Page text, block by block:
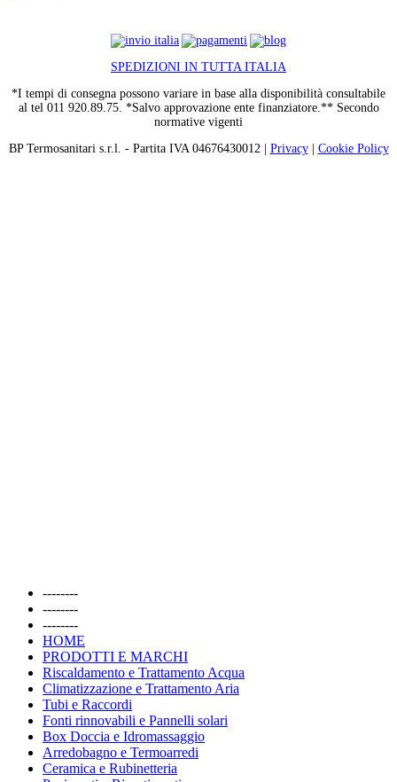
SPEDIZIONI IN TUTTA ITALIA
*I tempi di consegna possono variare in base alla disponibilità consultabile
al tel 011 920.89.75. *Salvo approvazione ente finanziatore.** Secondo
normative vigenti
BP Termosanitari s.r.l. - Partita IVA 04676430012 | Privacy| Cookie Policy
--------
--------
--------
HOME
PRODOTTI E MARCHI
Riscaldamento e Trattamento Acqua
Climatizzazione e Trattamento Aria
Tubi e Raccordi
Fonti rinnovabili e Pannelli solari
Box Doccia e Idromassaggio
Arredobagno e Termoarredi
Ceramica e Rubinetteria